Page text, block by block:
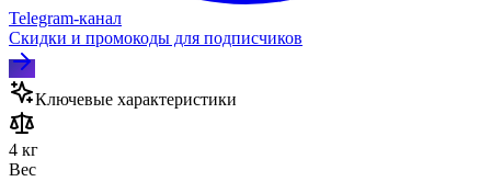
Telegram‑канал
Скидки и промокоды для подписчиков
Ключевые характеристики
4 кг
Вес